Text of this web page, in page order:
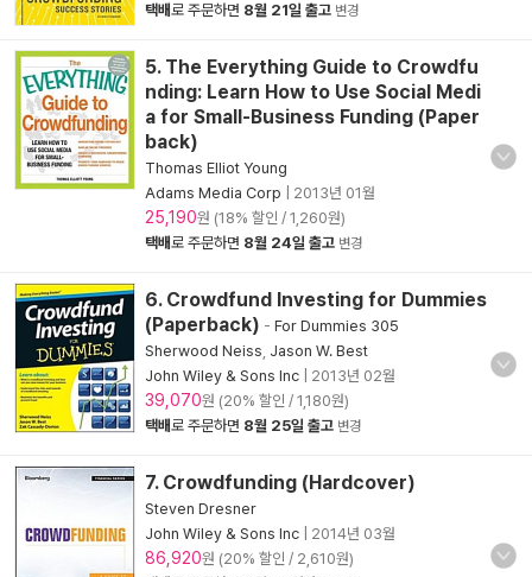
택배로 주문하면 8월 21일 출고 변경
5. The Everything Guide to Crowdfu
nding: Learn How to Use Social Medi
a for Small-Business Funding (Paper
back)
Thomas Elliot Young
Adams Media Corp
2013년 01월
25,190원 (18% 할인 / 1,260원)
택배로 주문하면 8월 24일 출고 변경
6. Crowdfund Investing for Dummies
(Paperback) - For Dummies 305
Sherwood Neiss Jason W. Best
John Wiley & Sons Inc
2013년 02월
39,070원 (20% 할인 / 1,180원)
택배로 주문하면 8월 25일 출고 변경
7. Crowdfunding (Hardcover)
Steven Dresner
John Wiley & Sons Inc
2014년 03월
86,920원 (20% 할인 / 2,610원)